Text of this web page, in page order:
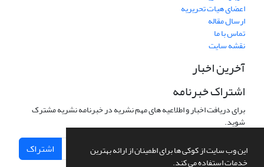
این وب سایت از کوکی ها برای اطمینان از ارائه بهترین
خدمات استفاده می کند.
اعضای هیات تحریریه
ارسال مقاله
تماس با ما
نقشه سایت
آخرین اخبار
اشتراک خبرنامه
برای دریافت اخبار و اطلاعیه های مهم نشریه در خبرنامه نشریه مشترک
شوید.
اشتراک